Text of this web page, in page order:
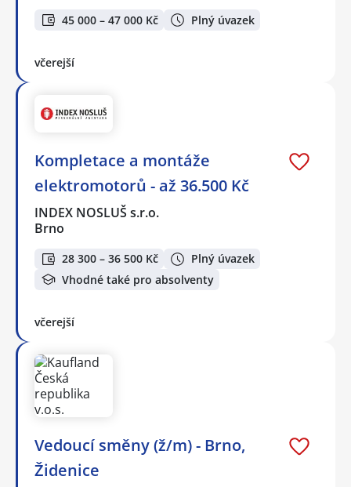
45 000 – 47 000 Kč Plný úvazek
včerejší
Kompletace a montáže
elektromotorů - až 36.500 Kč
INDEX NOSLUŠ s.r.o.
Brno
28 300 – 36 500 Kč
Plný úvazek
Vhodné také pro absolventy
včerejší
Vedoucí směny (ž/m) - Brno,
Židenice